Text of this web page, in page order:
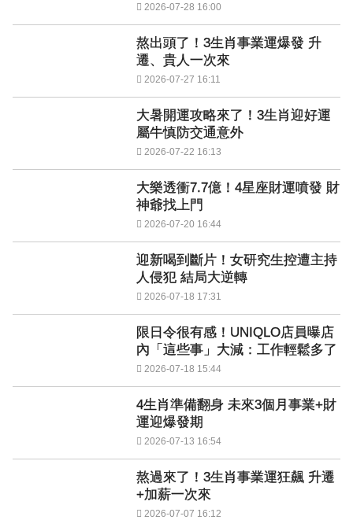
2026-07-28 16:00
熬出頭了！3生肖事業運爆發 升
遷、貴人一次來
2026-07-27 16:11
大暑開運攻略來了！3生肖迎好運
屬牛慎防交通意外
2026-07-22 16:13
大樂透衝7.7億！4星座財運噴發 財
神爺找上門
2026-07-20 16:44
迎新喝到斷片！女研究生控遭主持
人侵犯 結局大逆轉
2026-07-18 17:31
限日令很有感！UNIQLO店員曝店
內「這些事」大減：工作輕鬆多了
2026-07-18 15:44
4生肖準備翻身 未來3個月事業+財
運迎爆發期
2026-07-13 16:54
熬過來了！3生肖事業運狂飆 升遷
+加薪一次來
2026-07-07 16:12